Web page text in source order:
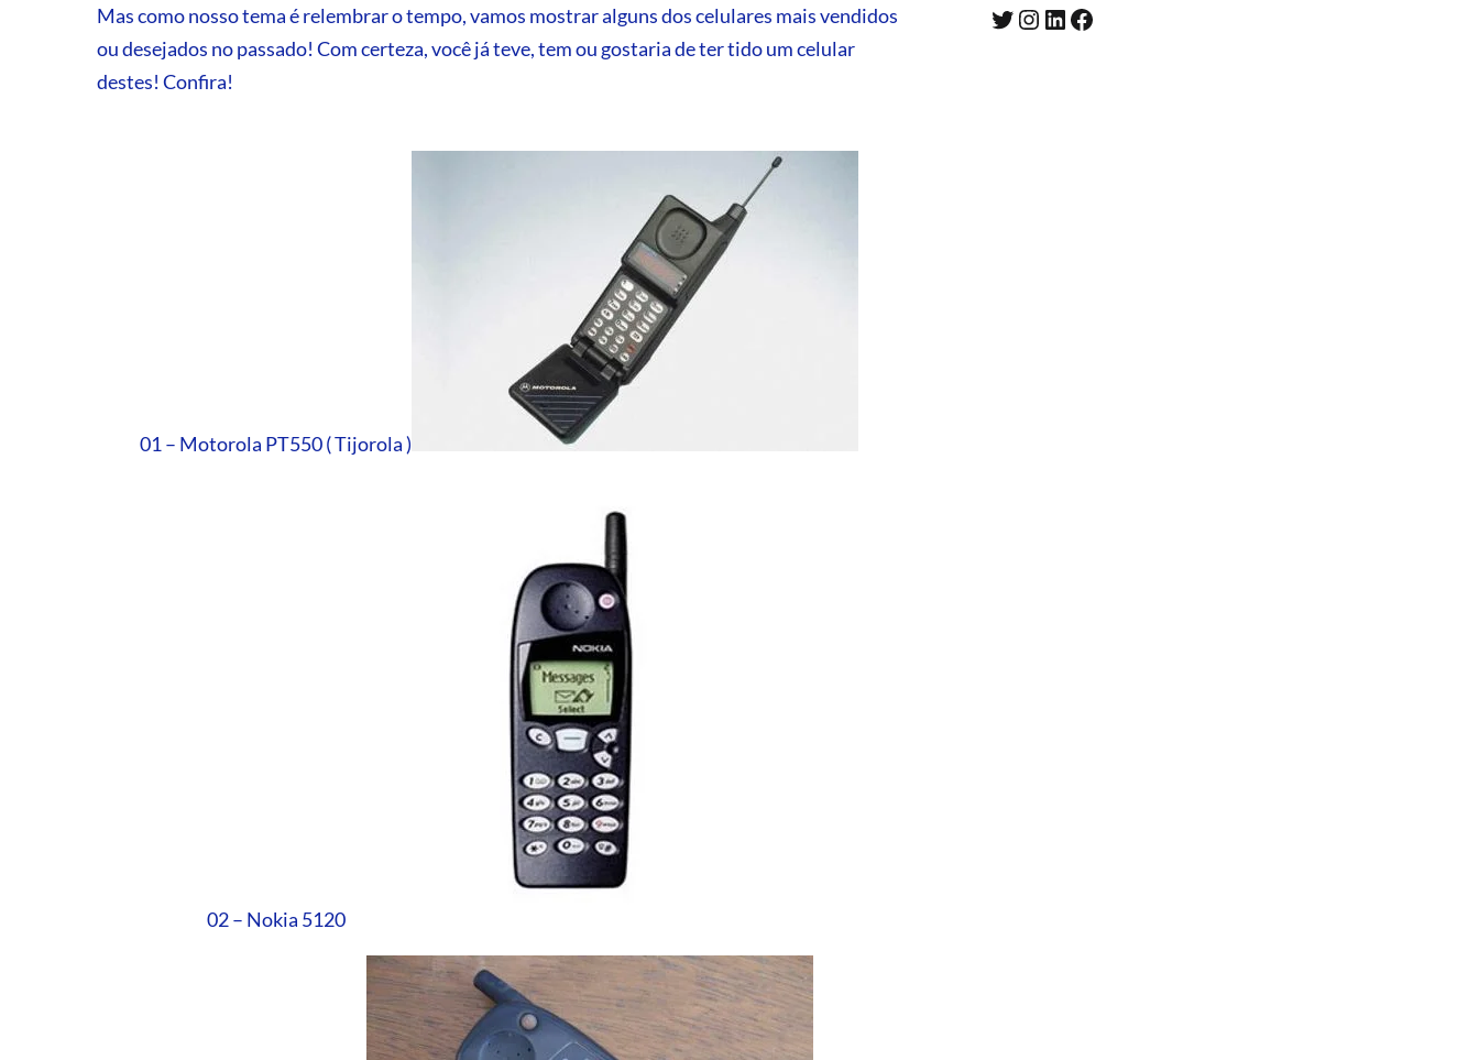
Mas como nosso tema é relembrar o tempo, vamos mostrar alguns dos celulares mais vendidos
ou desejados no passado! Com certeza, você já teve, tem ou gostaria de ter tido um celular
destes! Confira!
01 – Motorola PT550 ( Tijorola )
02 – Nokia 5120
Twitter Instagram LinkedIn Facebook